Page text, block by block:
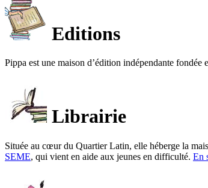
Editions
Pippa est une maison d’édition indépendante
Librairie
Située au cœur du Quartier Latin, elle héberge la
SEME, qui vient en aide aux jeunes en difficulté. En